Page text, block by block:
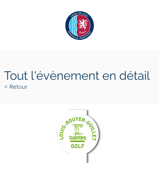
Tout l'évènement en détail
< Retour